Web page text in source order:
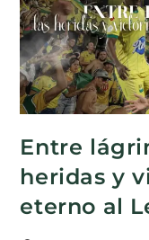
Entre
heridas y
eterno al